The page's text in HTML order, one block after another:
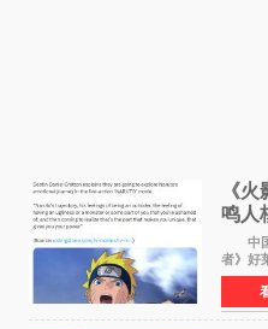
《
鸣人
自
中国娱
者》好
雷顿近
理解
感历程